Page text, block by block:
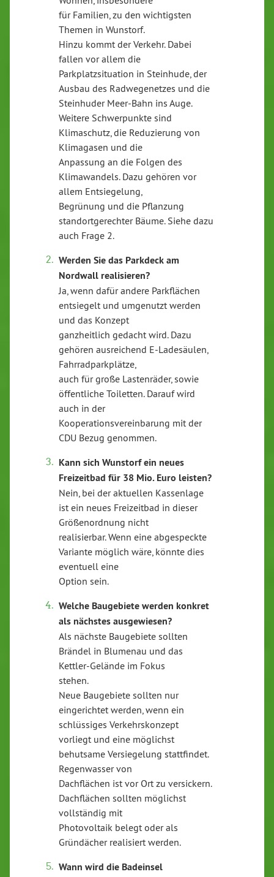
für Familien, zu den wichtigsten
Themen in Wunstorf.
Hinzu kommt der Verkehr. Dabei
fallen vor allem die
Parkplatzsituation in Steinhude, der
Ausbau des Radwegenetzes und die
Steinhuder Meer-Bahn ins Auge.
Weitere Schwerpunkte sind
Klimaschutz, die Reduzierung von
Klimagasen und die
Anpassung an die Folgen des
Klimawandels. Dazu gehören vor
allem Entsiegelung,
Begrünung und die Pflanzung
standortgerechter Bäume. Siehe dazu
auch Frage 2.
Werden Sie das Parkdeck am
Nordwall realisieren?
Ja, wenn dafür andere Parkflächen
entsiegelt und umgenutzt werden
und das Konzept
ganzheitlich gedacht wird. Dazu
gehören ausreichend E-Ladesäulen,
Fahrradparkplätze,
auch für große Lastenräder, sowie
öffentliche Toiletten. Darauf wird
auch in der
Kooperationsvereinbarung mit der
CDU Bezug genommen.
Kann sich Wunstorf ein neues
Freizeitbad für 38 Mio. Euro leisten?
Nein, bei der aktuellen Kassenlage
ist ein neues Freizeitbad in dieser
Größenordnung nicht
realisierbar. Wenn eine abgespeckte
Variante möglich wäre, könnte dies
eventuell eine
Option sein.
Welche Baugebiete werden konkret
als nächstes ausgewiesen?
Als nächste Baugebiete sollten
Brändel in Blumenau und das
Kettler-Gelände im Fokus
stehen.
Neue Baugebiete sollten nur
eingerichtet werden, wenn ein
schlüssiges Verkehrskonzept
vorliegt und eine möglichst
behutsame Versiegelung stattfindet.
Regenwasser von
Dachflächen ist vor Ort zu versickern.
Dachflächen sollten möglichst
vollständig mit
Photovoltaik belegt oder als
Gründächer realisiert werden.
Wann wird die Badeinsel